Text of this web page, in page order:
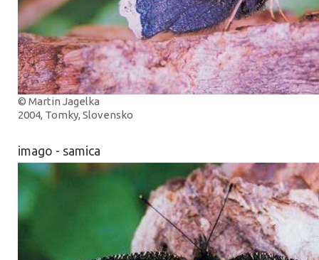
© Martin Jagelka
2004, Tomky, Slovensko
imago - samica